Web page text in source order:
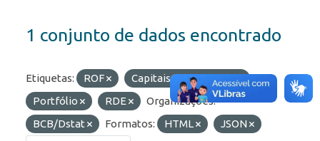
1 conjunto de dados encontrado
Etiquetas: ROF
Capitais Estrangeiros
Portfólio
RDE
Organizações:
BCB/Dstat
Formatos: HTML JSON